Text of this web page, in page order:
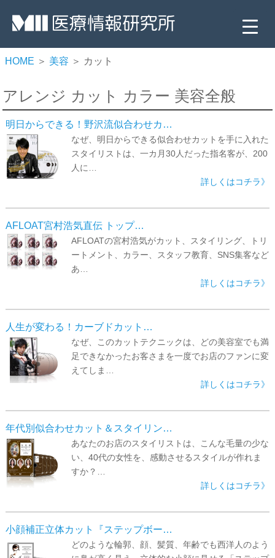
HOME ＞ 美容 ＞ カット
アレンジ カット カラー 美容全般
明日からできる！野沢流似合わせカ…
なぜ、明日からできる似合わせカットを手に入れた
スタイリストは、一カ月30人だった指名客が、200
人に…
詳しくはコチラ》
AFLOAT宮村浩気直伝 トップ…
AFLOATの宮村浩気がカット、スタイリング、トリ
ートメント、カラー、スタッフ教育、SNS集客など
あ…
詳しくはコチラ》
人生が変わる！カーブドカット…
なぜ、このカットテクニックは、どの美容室でも満
足できなかったお客さまを一度でお店のファンに変
えてしま…
詳しくはコチラ》
年代別似合わせカット＆スタイリン…
あなたのお店のスタイリストは、こんな毛量の少な
い、40代の女性を、感動させるスタイルが作れま
すか？…
詳しくはコチラ》
小顔補正立体カット『ステップボー…
どのような輪郭、顔、髪質、年齢でも西洋人のよう
▼
▼
▼
▼